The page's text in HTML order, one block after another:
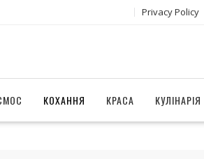
Privacy Policy
КОХАННЯ КРАСА КУЛІНАРІЯ